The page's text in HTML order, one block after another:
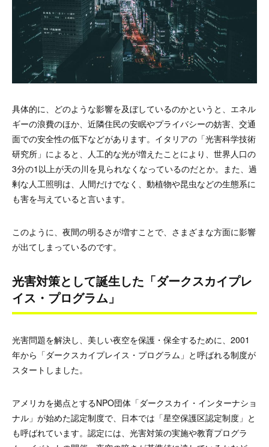
具体的に、どのような影響を及ぼしているのかというと、エネル
ギーの浪費のほか、近隣住民の安眠やプライバシーの妨害、交通
面での安全性の低下などがあります。イタリアの「光害科学技術
研究所」によると、人工的な光が増えたことにより、世界人口の
3分の1以上が天の川を見られなくなっているのだとか。また、過
剰な人工照明は、人間だけでなく、動植物や昆虫などの生態系に
も害を与えていると言います。
このように、夜間の明るさが増すことで、さまざまな方面に影響
が出てしまっているのです。
光害対策として誕生した「ダークスカイプレ
イス・プログラム」
光害問題を解決し、美しい夜空を保護・保全するために、2001
年から「ダークスカイプレイス・プログラム」と呼ばれる制度が
スタートしました。
アメリカを拠点とするNPO団体「ダークスカイ・インターナショ
ナル」が始めた認定制度で、日本では「星空保護区認定制度」と
も呼ばれています。認定には、光害対策の実施や教育プログラ